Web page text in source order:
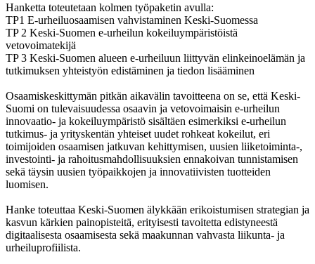
Hanketta toteutetaan kolmen työpaketin avulla:
TP1 E-urheiluosaamisen vahvistaminen Keski-Suomessa
TP 2 Keski-Suomen e-urheilun kokeiluympäristöistä
vetovoimatekijä
TP 3 Keski-Suomen alueen e-urheiluun liittyvän elinkeinoelämän ja
tutkimuksen yhteistyön edistäminen ja tiedon lisääminen
Osaamiskeskittymän pitkän aikavälin tavoitteena on se, että Keski-
Suomi on tulevaisuudessa osaavin ja vetovoimaisin e-urheilun
innovaatio- ja kokeiluympäristö sisältäen esimerkiksi e-urheilun
tutkimus- ja yrityskentän yhteiset uudet rohkeat kokeilut, eri
toimijoiden osaamisen jatkuvan kehittymisen, uusien liiketoiminta-,
investointi- ja rahoitusmahdollisuuksien ennakoivan tunnistamisen
sekä täysin uusien työpaikkojen ja innovatiivisten tuotteiden
luomisen.
Hanke toteuttaa Keski-Suomen älykkään erikoistumisen strategian ja
kasvun kärkien painopisteitä, erityisesti tavoitetta edistyneestä
digitaalisesta osaamisesta sekä maakunnan vahvasta liikunta- ja
urheiluprofiilista.